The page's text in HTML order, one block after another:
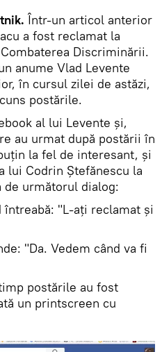
Într-un articol anterior
a fost reclamat la
Discriminării.
anume Vlad Levente
în cursul zilei de astăzi,
postările.
al lui Levente și,
au urmat după postării în
la fel de interesant, și
lui Codrin Ștefănescu la
de următorul dialog:
întreabă: "L-ați reclamat și
"Da. Vedem când va fi
postările au fost
un printscreen cu